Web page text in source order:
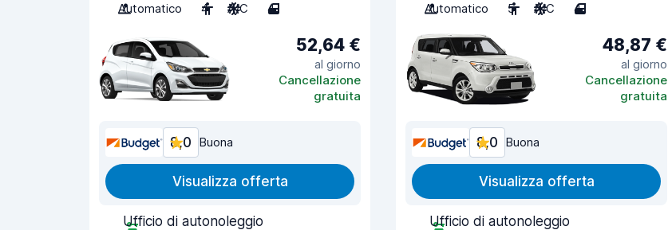
Automatico
4 A/C 4
52,64 €
al giorno
Cancellazione
gratuita
8,0 Buona
Visualizza offerta
Ufficio di autonoleggio
Automatico
5 A/C 4
48,87 €
al giorno
Cancellazione
gratuita
8,0 Buona
Visualizza offerta
Ufficio di autonoleggio